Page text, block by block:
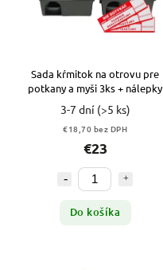
Sada kŕmitok na otrovu pre
potkany a myši 3ks + nálepky
3-7 dní (>5 ks)
€18,70 bez DPH
€23
Do košíka